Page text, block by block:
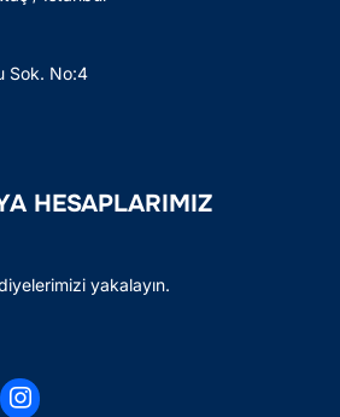
Sok. No:4
HESAPLARIMIZ
yakalayın.